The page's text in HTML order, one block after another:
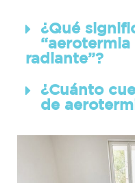
¿Qué
“aerotermia
radiante”?
¿Cuánto
de